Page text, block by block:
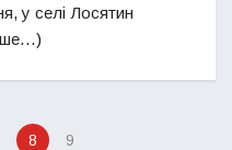
у селі Лосятин
8 9